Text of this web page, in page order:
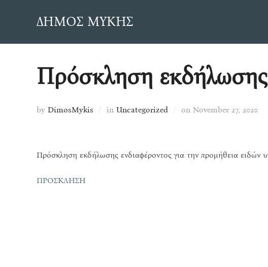
ΔΗΜΟΣ ΜΥΚΗΣ
Πρόσκληση εκδήλωσης
by DimosMykis in Uncategorized on Posted
November 27, 2020
Πρόσκληση εκδήλωσης ενδιαφέροντος για την προμήθεια ειδών
ΠΡΟΣΚΛΗΣΗ